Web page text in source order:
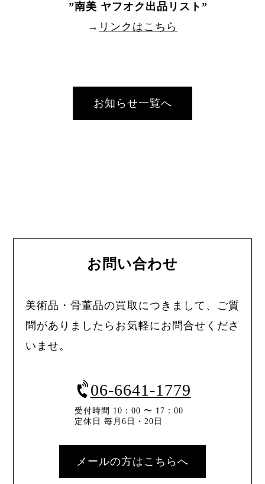
”南美 ヤフオク出品リスト ”
→ リンクはこちら
お知らせ一覧へ
お問い合わせ
美術品・骨董品の買取につきまして、ご質
問がありましたらお気軽にお問合せくださ
いませ。
06-6641-1779
受付時間 10：00 〜 17：00
定休日 毎月6日・20日
メールの方はこちらへ